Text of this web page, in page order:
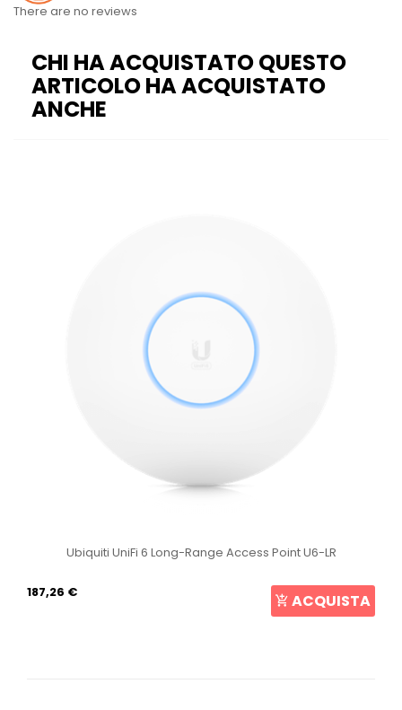
There are no reviews
CHI HA ACQUISTATO QUESTO
ARTICOLO HA ACQUISTATO
ANCHE
Ubiquiti UniFi 6 Long-Range Access Point U6-LR
187,26 € ACQUISTA